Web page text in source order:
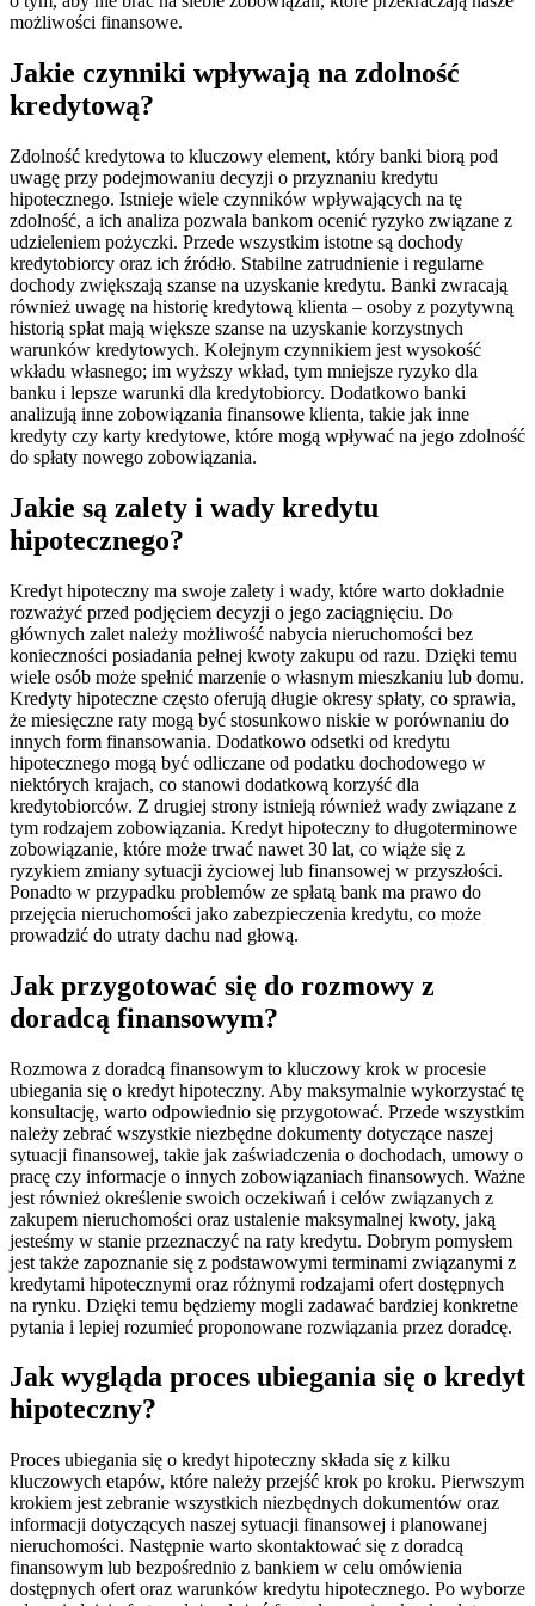
możliwości finansowe.
Jakie czynniki wpływają na zdolność
kredytową?
Zdolność kredytowa to kluczowy element, który banki biorą pod
uwagę przy podejmowaniu decyzji o przyznaniu kredytu
hipotecznego. Istnieje wiele czynników wpływających na tę
zdolność, a ich analiza pozwala bankom ocenić ryzyko związane z
udzieleniem pożyczki. Przede wszystkim istotne są dochody
kredytobiorcy oraz ich źródło. Stabilne zatrudnienie i regularne
dochody zwiększają szanse na uzyskanie kredytu. Banki zwracają
również uwagę na historię kredytową klienta – osoby z pozytywną
historią spłat mają większe szanse na uzyskanie korzystnych
warunków kredytowych. Kolejnym czynnikiem jest wysokość
wkładu własnego; im wyższy wkład, tym mniejsze ryzyko dla
banku i lepsze warunki dla kredytobiorcy. Dodatkowo banki
analizują inne zobowiązania finansowe klienta, takie jak inne
kredyty czy karty kredytowe, które mogą wpływać na jego zdolność
do spłaty nowego zobowiązania.
Jakie są zalety i wady kredytu
hipotecznego?
Kredyt hipoteczny ma swoje zalety i wady, które warto dokładnie
rozważyć przed podjęciem decyzji o jego zaciągnięciu. Do
głównych zalet należy możliwość nabycia nieruchomości bez
konieczności posiadania pełnej kwoty zakupu od razu. Dzięki temu
wiele osób może spełnić marzenie o własnym mieszkaniu lub domu.
Kredyty hipoteczne często oferują długie okresy spłaty, co sprawia,
że miesięczne raty mogą być stosunkowo niskie w porównaniu do
innych form finansowania. Dodatkowo odsetki od kredytu
hipotecznego mogą być odliczane od podatku dochodowego w
niektórych krajach, co stanowi dodatkową korzyść dla
kredytobiorców. Z drugiej strony istnieją również wady związane z
tym rodzajem zobowiązania. Kredyt hipoteczny to długoterminowe
zobowiązanie, które może trwać nawet 30 lat, co wiąże się z
ryzykiem zmiany sytuacji życiowej lub finansowej w przyszłości.
Ponadto w przypadku problemów ze spłatą bank ma prawo do
przejęcia nieruchomości jako zabezpieczenia kredytu, co może
prowadzić do utraty dachu nad głową.
Jak przygotować się do rozmowy z
doradcą finansowym?
Rozmowa z doradcą finansowym to kluczowy krok w procesie
ubiegania się o kredyt hipoteczny. Aby maksymalnie wykorzystać tę
konsultację, warto odpowiednio się przygotować. Przede wszystkim
należy zebrać wszystkie niezbędne dokumenty dotyczące naszej
sytuacji finansowej, takie jak zaświadczenia o dochodach, umowy o
pracę czy informacje o innych zobowiązaniach finansowych. Ważne
jest również określenie swoich oczekiwań i celów związanych z
zakupem nieruchomości oraz ustalenie maksymalnej kwoty, jaką
jesteśmy w stanie przeznaczyć na raty kredytu. Dobrym pomysłem
jest także zapoznanie się z podstawowymi terminami związanymi z
kredytami hipotecznymi oraz różnymi rodzajami ofert dostępnych
na rynku. Dzięki temu będziemy mogli zadawać bardziej konkretne
pytania i lepiej rozumieć proponowane rozwiązania przez doradcę.
Jak wygląda proces ubiegania się o kredyt
hipoteczny?
Proces ubiegania się o kredyt hipoteczny składa się z kilku
kluczowych etapów, które należy przejść krok po kroku. Pierwszym
krokiem jest zebranie wszystkich niezbędnych dokumentów oraz
informacji dotyczących naszej sytuacji finansowej i planowanej
nieruchomości. Następnie warto skontaktować się z doradcą
finansowym lub bezpośrednio z bankiem w celu omówienia
dostępnych ofert oraz warunków kredytu hipotecznego. Po wyborze